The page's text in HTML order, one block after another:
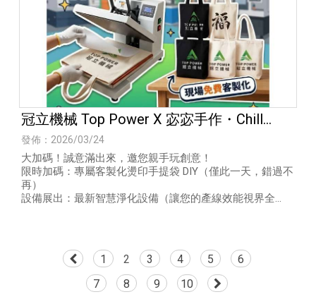
冠立機械 Top Power X 宓宓手作・Chill
2026 TMTS 台灣國際工具機展！ ] ​3/27 (五)
限定！冠立驚喜
發佈：2026/03/24
大加碼！誠意滿出來，邀您親手玩創意！
限時加碼：專屬客製化燙印手提袋 DIY（僅此一天，錯過不
再）
設備展出：最新智慧淨化設備（讓您的產線效能視界全
1 2 3 4 5
6
7
8 9 10